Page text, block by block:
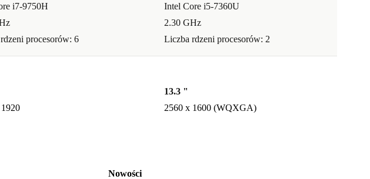
i7-9750H
procesorów: 6
Intel Core i5-7360U
2.30 GHz
Liczba rdzeni procesorów: 2
13.3 "
2560 x 1600 (WQXGA)
Nowości